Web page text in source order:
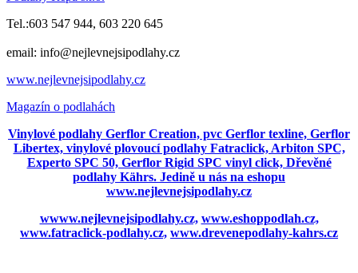
Tel.:603 547 944, 603 220 645
email: info@nejlevnejsipodlahy.cz
www.nejlevnejsipodlahy.cz
Magazín o podlahách
Vinylové podlahy Gerflor Creation, pvc Gerflor texline, Gerflor
Libertex, vinylové plovoucí podlahy Fatraclick, Arbiton SPC,
Experto SPC 50, Gerflor Rigid SPC vinyl click, Dřevěné
podlahy Kährs. Jedině u nás na eshopu
www.nejlevnejsipodlahy.cz
wwww.nejlevnejsipodlahy.cz, www.eshoppodlah.cz,
www.fatraclick-podlahy.cz, www.drevenepodlahy-kahrs.cz